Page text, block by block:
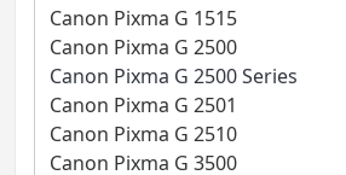
Canon Pixma G 1515
Canon Pixma G 2500
Canon Pixma G 2500 Series
Canon Pixma G 2501
Canon Pixma G 2510
Canon Pixma G 3500